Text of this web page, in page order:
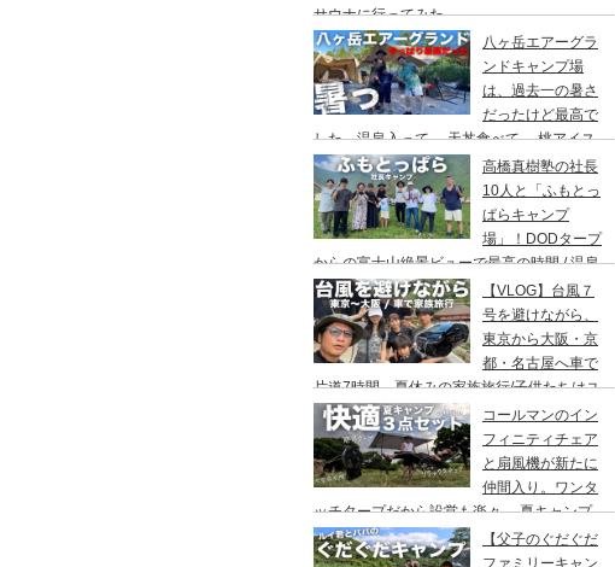
サウナに行ってみた。
八ヶ岳エアーグラ
ンドキャンプ場
は、過去一の暑さ
だったけど最高で
した。温泉入って→ 天丼食べて→ 桃アイス
食べて。ファミリーキャンプにもキャンプデ
ートにもお勧めです。DOD＆ムラコでグル
ープキャンプ
高橋真樹塾の社長
10人と「ふもとっ
ぱらキャンプ
場」！DODタープ
からの富士山絶景ビューで最高の時間 / 温泉
の代わりにシャワー / キャンプ飯は肉にタコ
スにビール
【VLOG】台風７
号を避けながら、
東京から大阪・京
都・名古屋へ車で
片道7時間、夏休みの家族旅行/子供たちはユ
ニバーサルスタジオでパパはサウナ→清水寺
からの川床で鰻重→世界の山ちゃん
コールマンのイン
フィニティチェア
と扇風機が新たに
仲間入り。ワンタ
ッチタープだから設営も楽々。 夏キャンプ
を快適に過ごす為のキャンプギア３点セッ
ト。
【父子のぐだぐだ
ファミリーキャン